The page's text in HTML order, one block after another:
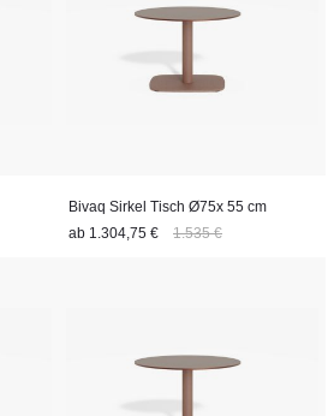
Bivaq Sirkel Tisch Ø75x 55 cm
ab 1.304,75 € 1.535 €